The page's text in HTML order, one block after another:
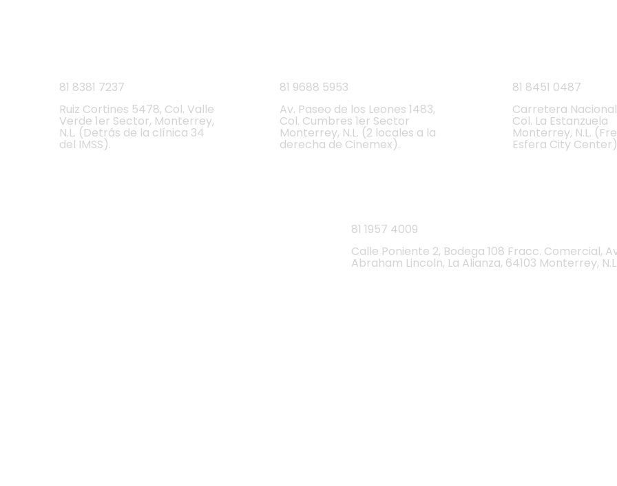
81 8381 7237
Ruiz Cortines 5478, Col. Valle
Verde 1er Sector, Monterrey,
N.L. (Detrás de la clínica 34
del IMSS).
81 9688 5953
Av. Paseo de los Leones 1483,
Col. Cumbres 1er Sector
Monterrey, N.L. (2 locales a la
derecha de Cinemex).
81 8451 0487
Carretera
Col. La Estanzuela
Monterrey, N.L.
Esfera City
81 1957 4009
Calle Poniente 2, Bodega 108 Fracc. Comercial,
Abraham Lincoln, La Alianza, 64103 Monterrey,